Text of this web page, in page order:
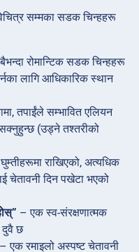
सम्मका सडक चिन्हहरू
रोमान्टिक सडक चिन्हहरू
लागि आधिकारिक स्थान
तपाईंले सम्भावित एलियन
(उड्ने तश्तरीको
राखिएको, अत्यधिक
चेतावनी दिन पखेटा भएको
– एक स्व-संरक्षणात्मक
दुवै छ
– एक रमाइलो अस्पष्ट चेतावनी